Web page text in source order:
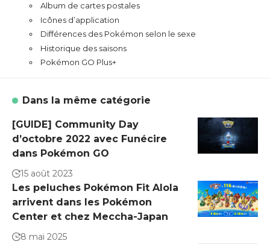
Album de cartes postales
Icônes d’application
Différences des Pokémon selon le sexe
Historique des saisons
Pokémon GO Plus+
Dans la même catégorie
[GUIDE] Community Day
d’octobre 2022 avec Funécire
dans Pokémon GO
15 août 2023
Les peluches Pokémon Fit Alola
arrivent dans les Pokémon
Center et chez Meccha-Japan
8 mai 2025